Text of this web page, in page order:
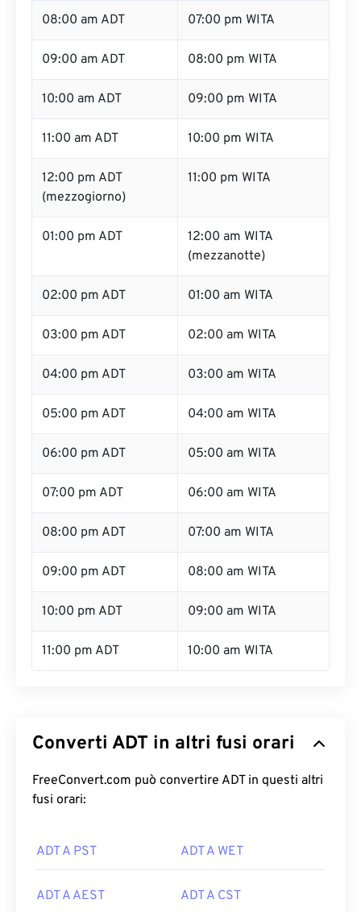
08:00 am ADT 07:00 pm WITA
09:00 am ADT 08:00 pm WITA
10:00 am ADT 09:00 pm WITA
11:00 am ADT 10:00 pm WITA
12:00 pm ADT
(mezzogiorno)
11:00 pm WITA
01:00 pm ADT
12:00 am WITA
(mezzanotte)
02:00 pm ADT 01:00 am WITA
03:00 pm ADT 02:00 am WITA
04:00 pm ADT 03:00 am WITA
05:00 pm ADT 04:00 am WITA
06:00 pm ADT 05:00 am WITA
07:00 pm ADT 06:00 am WITA
08:00 pm ADT 07:00 am WITA
09:00 pm ADT 08:00 am WITA
10:00 pm ADT 09:00 am WITA
11:00 pm ADT 10:00 am WITA
Converti ADT in altri fusi orari
FreeConvert.com può convertire ADT in questi altri
fusi orari:
ADT A PST ADT A WET
ADT A AEST ADT A CST